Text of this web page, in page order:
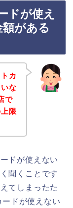
ドが使え
がある
カ
な
で
限
ドが使えない
聞くことです
てしまったた
ドが使えない